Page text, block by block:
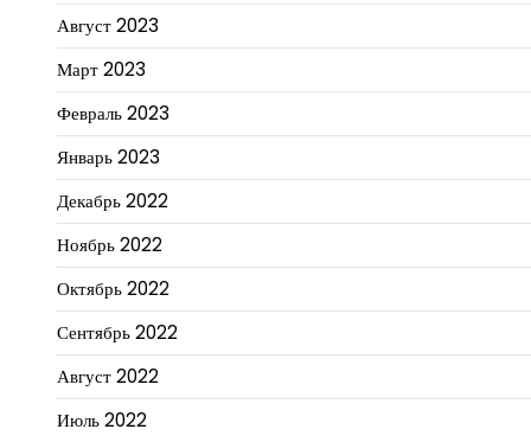
Август 2023
Март 2023
Февраль 2023
Январь 2023
Декабрь 2022
Ноябрь 2022
Октябрь 2022
Сентябрь 2022
Август 2022
Июль 2022